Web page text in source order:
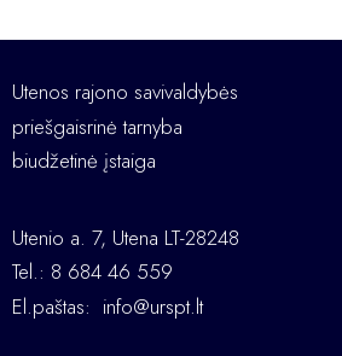
Utenos rajono savivaldybės
priešgaisrinė tarnyba
biudžetinė įstaiga
Utenio a. 7, Utena LT-28248
Tel.: 8 684 46 559
El.paštas: info@urspt.lt